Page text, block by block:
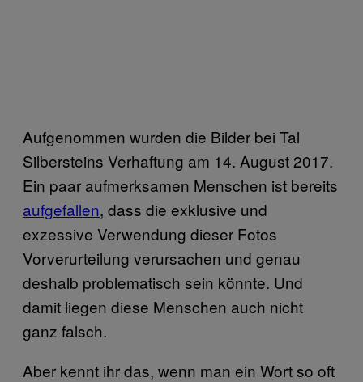
Aufgenommen wurden die Bilder bei Tal
Silbersteins Verhaftung am 14. August 2017.
Ein paar aufmerksamen Menschen ist bereits
aufgefallen, dass die exklusive und
exzessive Verwendung dieser Fotos
Vorverurteilung verursachen und genau
deshalb problematisch sein könnte. Und
damit liegen diese Menschen auch nicht
ganz falsch.
Aber kennt ihr das, wenn man ein Wort so oft